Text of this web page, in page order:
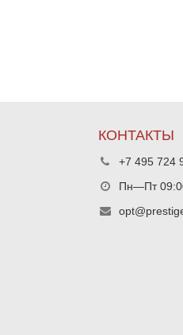
КОНТАКТЫ
+7 495 724
Пн—Пт